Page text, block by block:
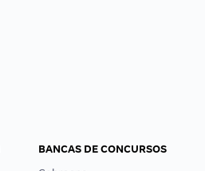
BANCAS DE CONCURSOS